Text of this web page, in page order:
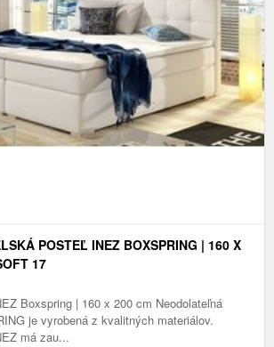
POSTEĽ INEZ BOXSPRING | 160 X
17
Boxspring | 160 x 200 cm Neodolateľná
je vyrobená z kvalitných materiálov.
má zau...